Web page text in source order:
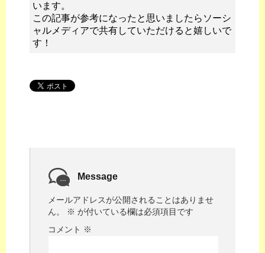
います。
この記事が参考になったと思いましたらソーシ
ャルメディアで共有していただけると嬉しいで
す！
Message
メールアドレスが公開されることはありませ
ん。
※ が付いている欄は必須項目です
コメント ※